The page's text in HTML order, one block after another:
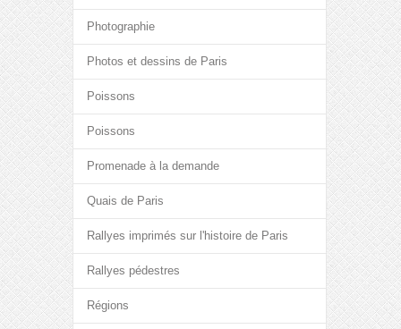
Photographie
Photos et dessins de Paris
Poissons
Poissons
Promenade à la demande
Quais de Paris
Rallyes imprimés sur l'histoire de Paris
Rallyes pédestres
Régions